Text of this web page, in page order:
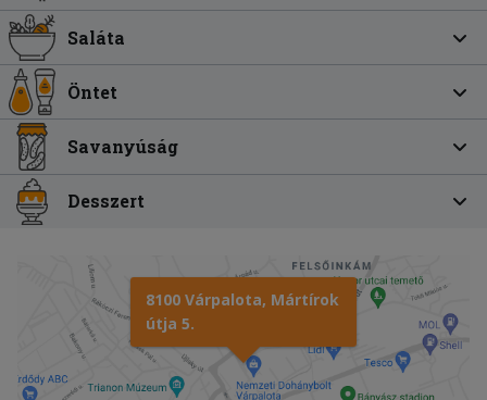
Saláta
Öntet
Savanyúság
Desszert
8100 Várpalota, Mártírok
útja 5.